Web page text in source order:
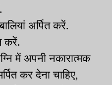
अर्पित करें.
करें.
में अपनी नकारात्मक
कर देना चाहिए,